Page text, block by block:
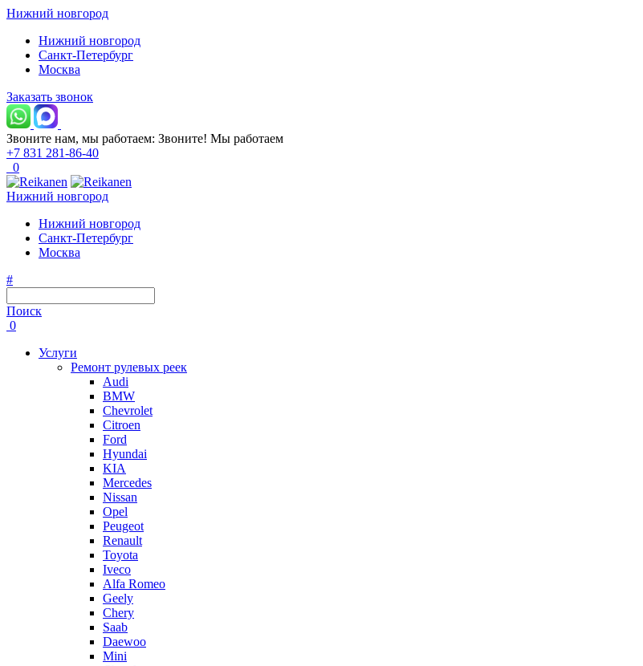
Нижний новгород
Нижний новгород
Санкт-Петербург
Москва
Заказать звонок
Звоните нам, мы работаем: Звоните! Мы работаем
+7 831 281-86-40
0
Нижний новгород
Нижний новгород
Санкт-Петербург
Москва
#
Поиск
0
Услуги
Ремонт рулевых реек
Audi
BMW
Chevrolet
Citroen
Ford
Hyundai
KIA
Mercedes
Nissan
Opel
Peugeot
Renault
Toyota
Iveco
Alfa Romeo
Geely
Chery
Saab
Daewoo
Mini